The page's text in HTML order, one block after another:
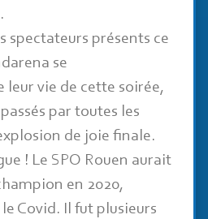
spectateurs présents ce
se
vie de cette soirée,
par toutes les
de joie finale.
! Le SPO Rouen aurait
en 2020,
le Covid. Il fut plusieurs